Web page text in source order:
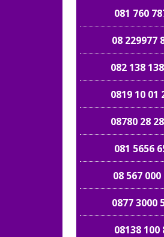
081 760
08 229977
082 138
0819 10 01
08780 28
081 5656
08 567 000
0877 3000
08138 100